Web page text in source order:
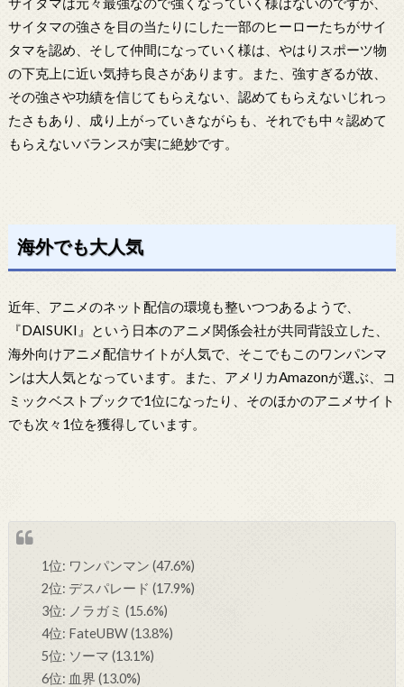
サイタマの強さを目の当たりにした一部のヒーローたちがサイ
タマを認め、そして仲間になっていく様は、やはりスポーツ物
の下克上に近い気持ち良さがあります。また、強すぎるが故、
その強さや功績を信じてもらえない、認めてもらえないじれっ
たさもあり、成り上がっていきながらも、それでも中々認めて
もらえないバランスが実に絶妙です。
海外でも大人気
近年、アニメのネット配信の環境も整いつつあるようで、
『DAISUKI』という日本のアニメ関係会社が共同背設立した、
海外向けアニメ配信サイトが人気で、そこでもこのワンパンマ
ンは大人気となっています。また、アメリカAmazonが選ぶ、コ
ミックベストブックで1位になったり、そのほかのアニメサイト
でも次々1位を獲得しています。
1位: ワンパンマン (47.6%)
2位: デスパレード (17.9%)
3位: ノラガミ (15.6%)
4位: FateUBW (13.8%)
5位: ソーマ (13.1%)
6位: 血界 (13.0%)